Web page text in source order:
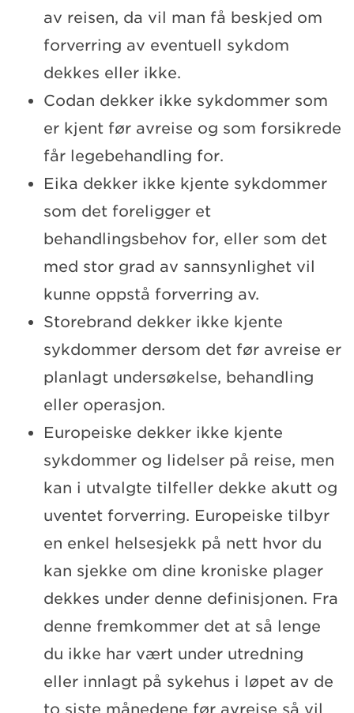
av reisen, da vil man få beskjed om
forverring av eventuell sykdom
dekkes eller ikke.
Codan dekker ikke sykdommer som
er kjent før avreise og som forsikrede
får legebehandling for.
Eika dekker ikke kjente sykdommer
som det foreligger et
behandlingsbehov for, eller som det
med stor grad av sannsynlighet vil
kunne oppstå forverring av.
Storebrand dekker ikke kjente
sykdommer dersom det før avreise er
planlagt undersøkelse, behandling
eller operasjon.
Europeiske dekker ikke kjente
sykdommer og lidelser på reise, men
kan i utvalgte tilfeller dekke akutt og
uventet forverring. Europeiske tilbyr
en enkel helsesjekk på nett hvor du
kan sjekke om dine kroniske plager
dekkes under denne definisjonen. Fra
denne fremkommer det at så lenge
du ikke har vært under utredning
eller innlagt på sykehus i løpet av de
to siste månedene før avreise så vil